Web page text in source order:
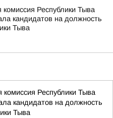
комиссия Республики Тыва
кандидатов на должность
Тыва
комиссия Республики Тыва
кандидатов на должность
Тыва